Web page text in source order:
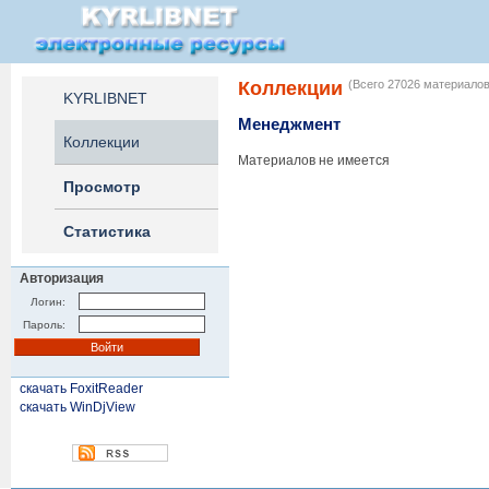
KYRLIBNET
Коллекции
Просмотр
Статистика
Авторизация
Логин:
Пароль:
скачать FoxitReader
скачать WinDjView
Коллекции (Всего 27026
Менеджмент
Материалов не имеется